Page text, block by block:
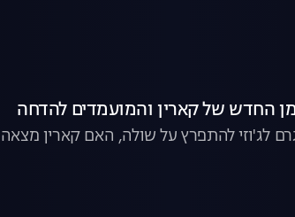
לג'וזי להתפרץ על שולה, האם קארין